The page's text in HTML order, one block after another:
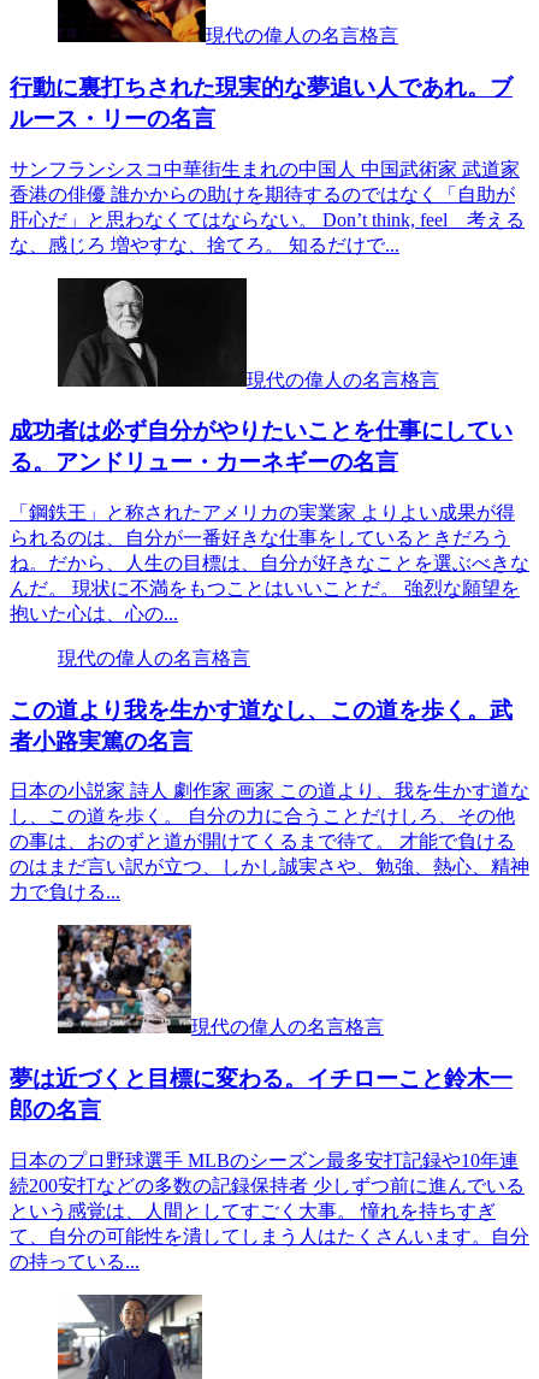
現代の偉人の名言格言
行動に裏打ちされた現実的な夢追い人であれ。ブ
ルース・リーの名言
サンフランシスコ中華街生まれの中国人 中国武術家 武道家
香港の俳優 誰かからの助けを期待するのではなく「自助が
肝心だ」と思わなくてはならない。 Don’t think, feel 考える
な、感じろ 増やすな、捨てろ。 知るだけで...
現代の偉人の名言格言
成功者は必ず自分がやりたいことを仕事にしてい
る。アンドリュー・カーネギーの名言
「鋼鉄王」と称されたアメリカの実業家 よりよい成果が得
られるのは、自分が一番好きな仕事をしているときだろう
ね。だから、人生の目標は、自分が好きなことを選ぶべきな
んだ。 現状に不満をもつことはいいことだ。 強烈な願望を
抱いた心は、心の...
現代の偉人の名言格言
この道より我を生かす道なし、この道を歩く。武
者小路実篤の名言
日本の小説家 詩人 劇作家 画家 この道より、我を生かす道な
し、この道を歩く。 自分の力に合うことだけしろ、その他
の事は、おのずと道が開けてくるまで待て。 才能で負ける
のはまだ言い訳が立つ、しかし誠実さや、勉強、熱心、精神
力で負ける...
現代の偉人の名言格言
夢は近づくと目標に変わる。イチローこと鈴木一
郎の名言
日本のプロ野球選手 MLBのシーズン最多安打記録や10年連
続200安打などの多数の記録保持者 少しずつ前に進んでいる
という感覚は、人間としてすごく大事。 憧れを持ちすぎ
て、自分の可能性を潰してしまう人はたくさんいます。自分
の持っている...